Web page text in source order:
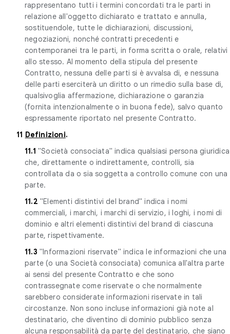
rappresentano tutti i termini concordati tra le parti in
relazione all'oggetto dichiarato e trattato e annulla,
sostituendole, tutte le dichiarazioni, discussioni,
negoziazioni, nonché contratti precedenti e
contemporanei tra le parti, in forma scritta o orale, relativi
allo stesso. Al momento della stipula del presente
Contratto, nessuna delle parti si è avvalsa di, e nessuna
delle parti eserciterà un diritto o un rimedio sulla base di,
qualsivoglia affermazione, dichiarazione o garanzia
(fornita intenzionalmente o in buona fede), salvo quanto
espressamente riportato nel presente Contratto.
11 Definizioni.
11.1 "Società consociata" indica qualsiasi persona giuridica
che, direttamente o indirettamente, controlli, sia
controllata da o sia soggetta a controllo comune con una
parte.
11.2 "Elementi distintivi del brand" indica i nomi
commerciali, i marchi, i marchi di servizio, i loghi, i nomi di
dominio e altri elementi distintivi del brand di ciascuna
parte, rispettivamente.
11.3 "Informazioni riservate" indica le informazioni che una
parte (o una Società consociata) comunica all'altra parte
ai sensi del presente Contratto e che sono
contrassegnate come riservate o che normalmente
sarebbero considerate informazioni riservate in tali
circostanze. Non sono incluse informazioni già note al
destinatario, che diventino di dominio pubblico senza
alcuna responsabilità da parte del destinatario, che siano